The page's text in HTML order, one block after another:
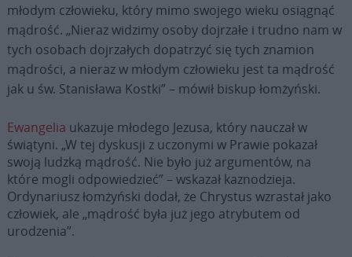
młodym człowieku, który mimo swojego wieku osiągnąć
mądrość. „Nieraz widzimy osoby dojrzałe i trudno nam w
tych osobach dojrzałych dopatrzyć się tych znamion
mądrości, a nieraz w młodym człowieku jest ta mądrość
jak u św. Stanisława Kostki” – mówił biskup łomżyński.
Ewangelia ukazuje młodego Jezusa, który nauczał w
świątyni. „W tej dyskusji z uczonymi w Prawie pokazał
swoją ludzką mądrość. Nie było już argumentów, na
które mogli odpowiedzieć” – wskazał kaznodzieja.
Ordynariusz łomżyński dodał, że Chrystus wzrastał jako
człowiek, ale „mądrość była już jego atrybutem od
urodzenia”.